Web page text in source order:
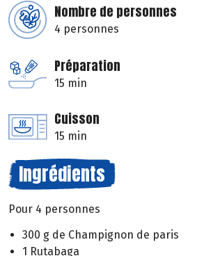
Nombre de personnes
4 personnes
Préparation
15 min
Cuisson
15 min
Ingrédients
Pour 4 personnes
300 g de Champignon de paris
1 Rutabaga